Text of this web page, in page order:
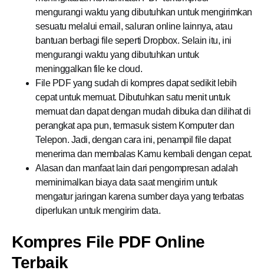
mengurangi waktu yang dibutuhkan untuk mengirimkan
sesuatu melalui email, saluran online lainnya, atau
bantuan berbagi file seperti Dropbox. Selain itu, ini
mengurangi waktu yang dibutuhkan untuk
meninggalkan file ke cloud.
File PDF yang sudah di kompres dapat sedikit lebih
cepat untuk memuat. Dibutuhkan satu menit untuk
memuat dan dapat dengan mudah dibuka dan dilihat di
perangkat apa pun, termasuk sistem Komputer dan
Telepon. Jadi, dengan cara ini, penampil file dapat
menerima dan membalas Kamu kembali dengan cepat.
Alasan dan manfaat lain dari pengompresan adalah
meminimalkan biaya data saat mengirim untuk
mengatur jaringan karena sumber daya yang terbatas
diperlukan untuk mengirim data.
Kompres File PDF Online
Terbaik